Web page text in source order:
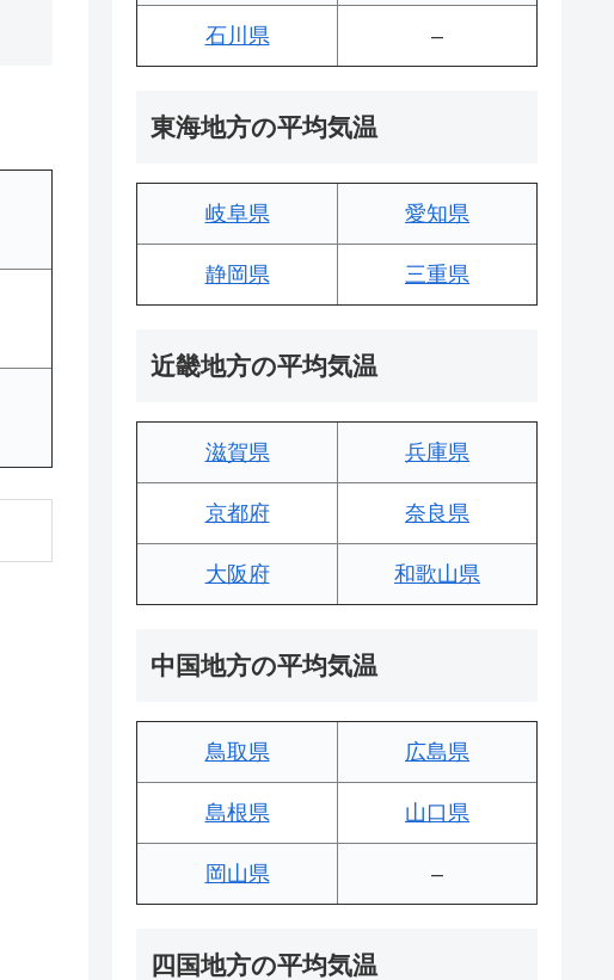
石川県 –
東海地方の平均気温
岐阜県 愛知県
静岡県 三重県
近畿地方の平均気温
滋賀県 兵庫県
京都府 奈良県
大阪府 和歌山県
中国地方の平均気温
鳥取県 広島県
島根県 山口県
岡山県 –
四国地方の平均気温